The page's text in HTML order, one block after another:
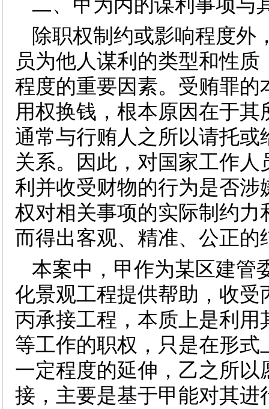
二、甲为丙的谋利事项与
除职权制约或影响程度外
员为他人谋利的类型和性
程度的重要因素。受贿罪
用权换钱，根本原因在于
通常与行贿人之所以请托
关系。因此，对国家工作
利并收受财物的行为是否
权对相关事项的实际制约
而得出客观、精准、公正的
本案中，甲作为某区建管
化景观工程提供帮助，收
丙承接工程，本质上是利
等工作的职权，只是在形
一定程度的延伸，乙之所
接，主要是基于甲能对其